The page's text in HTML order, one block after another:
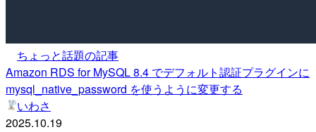
ちょっと話題の記事
Amazon RDS for MySQL 8.4 でデフォルト認証プラグインに
mysql_native_password を使うように変更する
いわさ
2025.10.19